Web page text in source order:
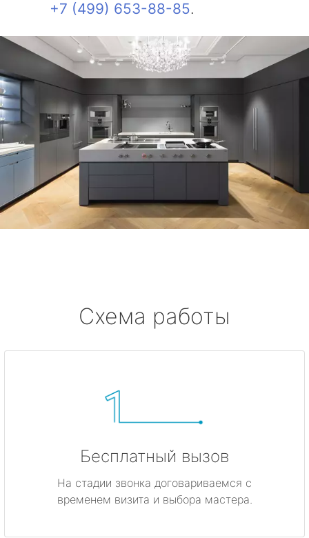
+7 (499) 653-88-85.
Схема работы
Бесплатный вызов
На стадии звонка договариваемся с
временем визита и выбора мастера.